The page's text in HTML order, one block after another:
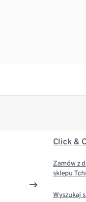
Click &
Zamów z
sklepu
Wyszukaj